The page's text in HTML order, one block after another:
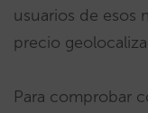
usuarios de esos
precio
Para comprobar